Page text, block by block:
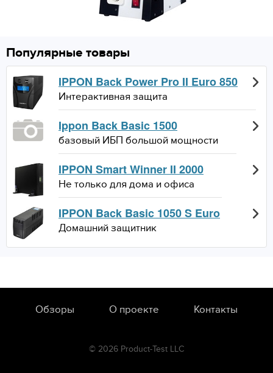
Популярные товары
IPPON Back Power Pro II Euro 850
Интерактивная защита
Ippon Back Basic 1500
базовый ИБП большой мощности
IPPON Smart Winner II 2000
Не только для дома и офиса
IPPON Back Basic 1050 S Euro
Домашний защитник
Обзоры О проекте Контакты
© 2026 Product-Test LLC